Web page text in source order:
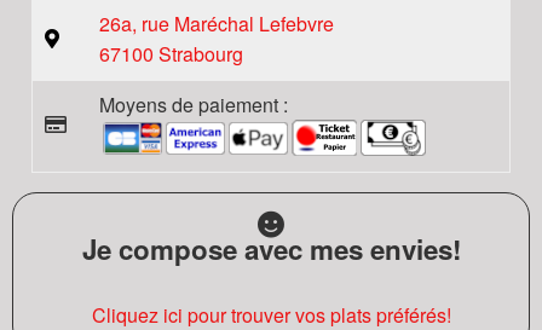
26a, rue Maréchal Lefebvre
67100 Strabourg
Moyens de paiement :
Je compose avec mes envies!
Cliquez ici pour trouver vos plats préférés!